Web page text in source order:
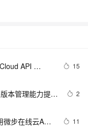
API
15
本管理能力提升
2
微步在线云API
11